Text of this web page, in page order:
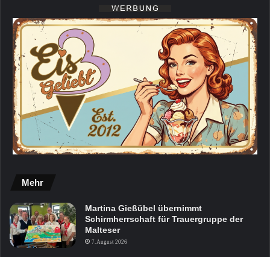
Mehr
Martina Gießübel übernimmt
Schirmherrschaft für Trauergruppe der
Malteser
7. August 2026